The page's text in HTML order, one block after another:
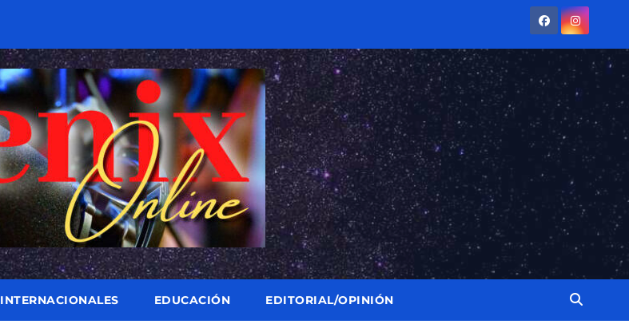
INTERNACIONALES EDUCACIÓN EDITORIAL/OPINIÓN